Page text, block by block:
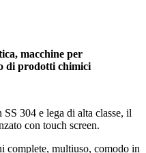
macchine per
di prodotti chimici
SS 304 e lega di alta classe, il
con touch screen.
complete, multiuso, comodo in